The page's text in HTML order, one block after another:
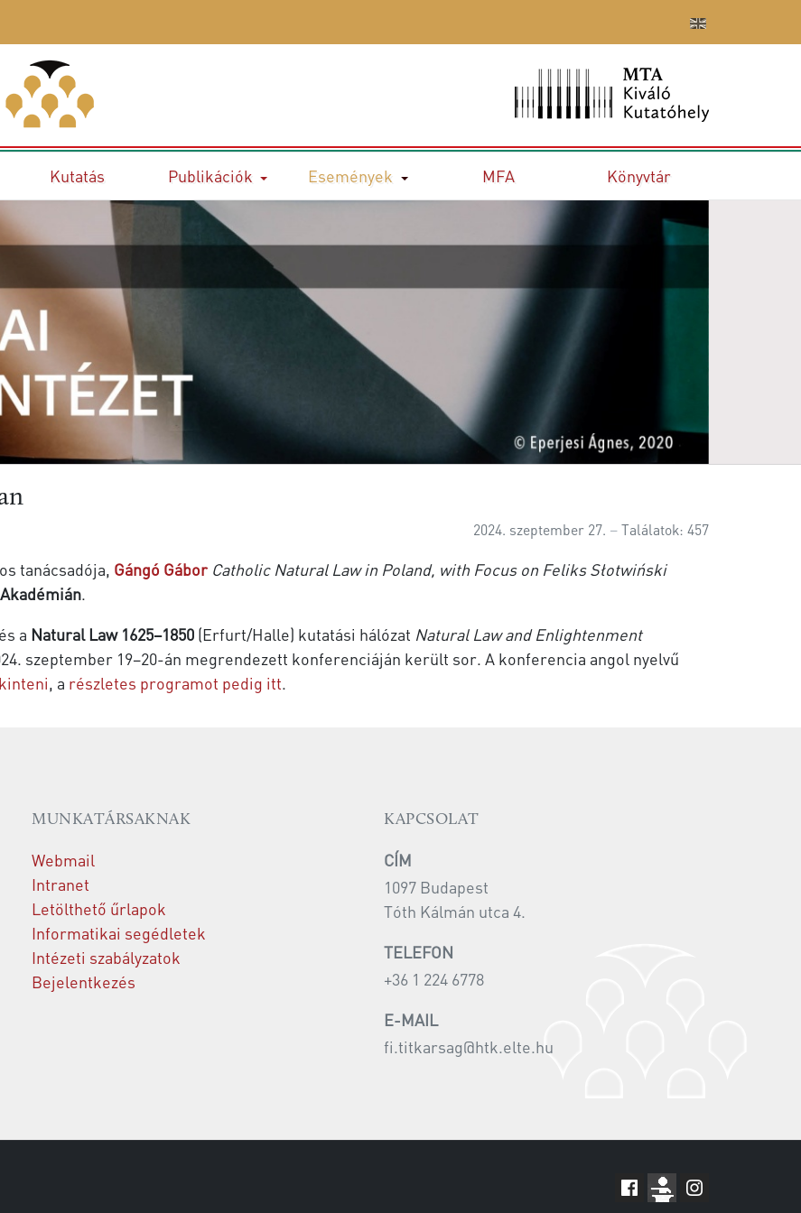
Kutatás Publikációk Események MFA Könyvtár
2024. szeptember 27. Találatok: 457
tanácsadója, Gángó Gábor Catholic Natural Law in Poland, with Focus on Feliks Słotwiński
.
és a Natural Law 1625–1850 (Erfurt/Halle) kutatási hálózat Natural Law and Enlightenment
szeptember 19–20-án megrendezett konferenciáján került sor. A konferencia angol nyelvű
, a részletes programot pedig itt.
MUNKATÁRSAKNAK
Webmail
Intranet
Letölthető űrlapok
Informatikai segédletek
Intézeti szabályzatok
Bejelentkezés
KAPCSOLAT
CÍM
1097 Budapest
Tóth Kálmán utca 4.
TELEFON
+36 1 224 6778
E-MAIL
fi.titkarsag@htk.elte.hu